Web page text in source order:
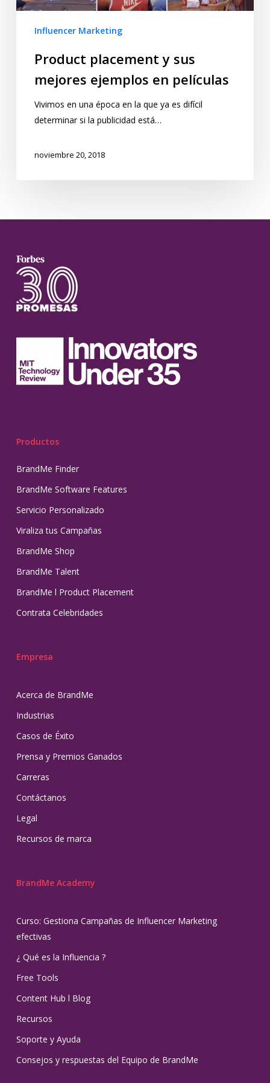
Influencer Marketing
Product placement y sus
mejores ejemplos en películas
Vivimos en una época en la que ya es difícil
determinar si la publicidad está…
noviembre 20, 2018
Productos
BrandMe Finder
BrandMe Software Features
Servicio Personalizado
Viraliza tus Campañas
BrandMe Shop
BrandMe Talent
BrandMe l Product Placement
Contrata Celebridades
Empresa
Acerca de BrandMe
Industrias
Casos de Éxito
Prensa y Premios Ganados
Carreras
Contáctanos
Legal
Recursos de marca
BrandMe Academy
Curso: Gestiona Campañas de Influencer Marketing
efectivas
¿ Qué es la Influencia ?
Free Tools
Content Hub l Blog
Recursos
Soporte y Ayuda
Consejos y respuestas del Equipo de BrandMe